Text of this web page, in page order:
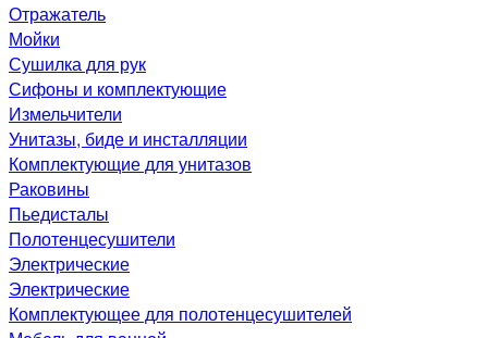
Отражатель
Мойки
Сушилка для рук
Сифоны и комплектующие
Измельчители
Унитазы, биде и инсталляции
Комплектующие для унитазов
Раковины
Пьедисталы
Полотенцесушители
Электрические
Электрические
Комплектующее для полотенцесушителей